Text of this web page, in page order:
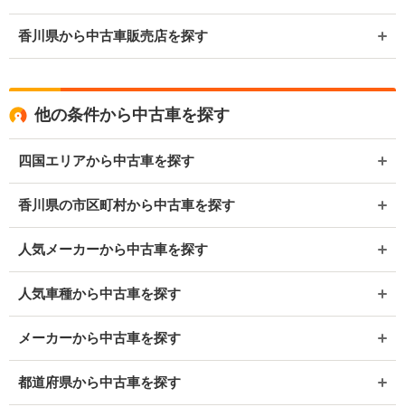
香川県から中古車販売店を探す
他の条件から中古車を探す
四国エリアから中古車を探す
香川県の市区町村から中古車を探す
人気メーカーから中古車を探す
人気車種から中古車を探す
メーカーから中古車を探す
都道府県から中古車を探す